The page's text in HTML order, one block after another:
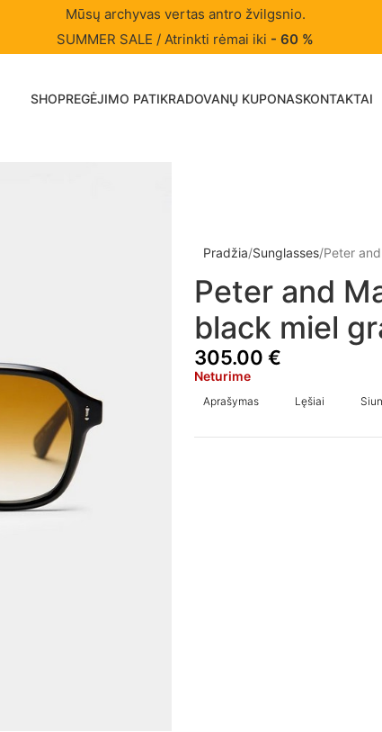
Mūsų archyvas vertas antro žvilgsnio.
SUMMER SALE / Atrinkti rėmai iki - 60 %
SHOPREGĖJIMO PATIKRADOVANŲ KUPONASKONTAKTAI
Pradžia Sunglasses Peter
Peter and
black miel
305.00 €
Neturime
Aprašymas Lęšiai